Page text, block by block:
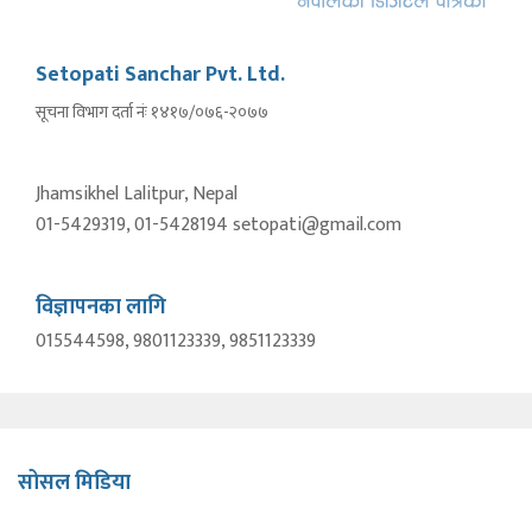
Setopati Sanchar Pvt. Ltd.
सूचना विभाग दर्ता नंः १४१७/०७६-२०७७
Jhamsikhel Lalitpur, Nepal
01-5429319, 01-5428194 setopati@gmail.com
विज्ञापनका लागि
015544598, 9801123339, 9851123339
सोसल मिडिया